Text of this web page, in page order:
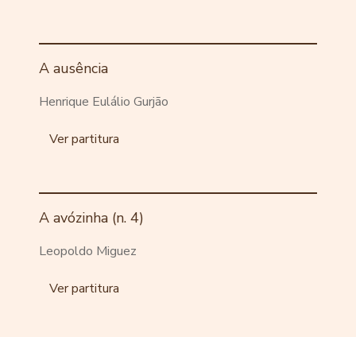
A ausência
Henrique Eulálio Gurjão
Ver partitura
A avózinha (n. 4)
Leopoldo Miguez
Ver partitura